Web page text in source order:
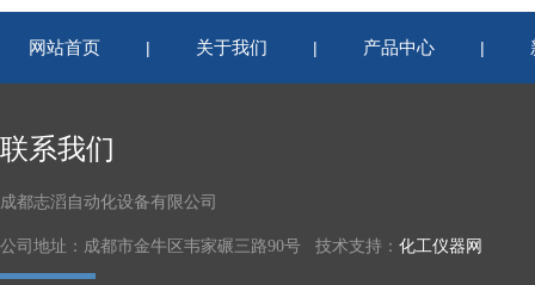
网站首页 | 关于我们 | 产品中心 |
联系我们
成都志滔自动化设备有限公司
公司地址：成都市金牛区韦家碾三路90号 技术支持： 化工仪器网